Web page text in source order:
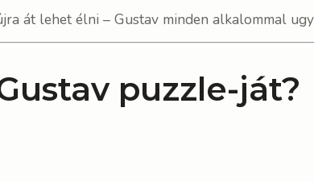
át lehet élni – Gustav minden alkalommal
puzzle-ját?